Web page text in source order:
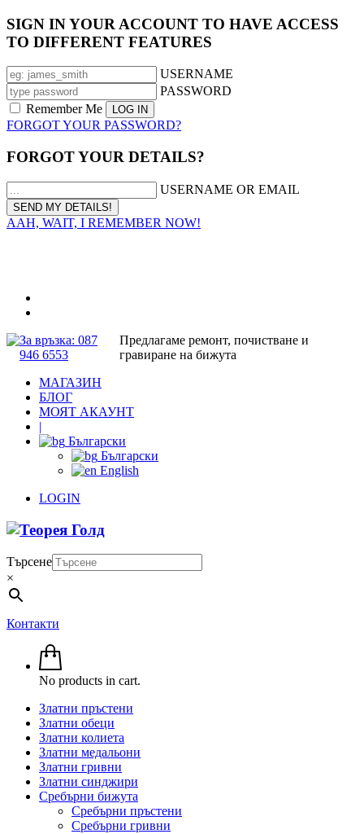
SIGN IN YOUR ACCOUNT TO HAVE ACCESS
TO DIFFERENT FEATURES
USERNAME
PASSWORD
Remember Me
FORGOT YOUR PASSWORD?
FORGOT YOUR DETAILS?
USERNAME OR EMAIL
AAH, WAIT, I REMEMBER NOW!
За връзка: 087
946 6553
Предлагаме ремонт, почистване и
гравиране на бижута
МАГАЗИН
БЛОГ
МОЯТ АКАУНТ
|
Български
Български
English
LOGIN
Търсене
×
Контакти
No products in cart.
Златни пръстени
Златни обеци
Златни колиета
Златни медальони
Златни гривни
Златни синджири
Сребърни бижута
Сребърни пръстени
Сребърни гривни